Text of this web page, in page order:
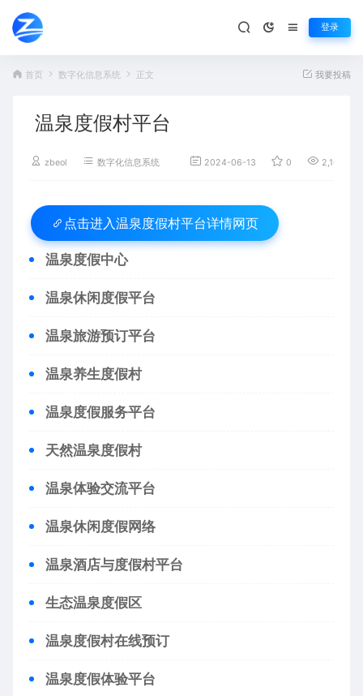
登录
首页 数字化信息系统 正文 我要投稿
温泉度假村平台
zbeol 数字化信息系统 2024-06-13 0 2,166
点击进入 温泉度假村平台详情网页
温泉度假中心
温泉休闲度假平台
温泉旅游预订平台
温泉养生度假村
温泉度假服务平台
天然温泉度假村
温泉体验交流平台
温泉休闲度假网络
温泉酒店与度假村平台
生态温泉度假区
温泉度假村在线预订
温泉度假体验平台